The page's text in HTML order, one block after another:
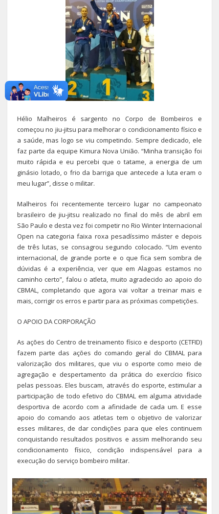
Hélio Malheiros é sargento no Corpo de Bombeiros e
começou no jiu-jitsu para melhorar o condicionamento físico e
a saúde, mas logo se viu competindo. Sempre dedicado, ele
faz parte da equipe Kimura Nova União. “Minha transição foi
muito rápida e eu percebi que o tatame, a energia de um
ginásio lotado, o frio da barriga que antecede a luta eram o
meu lugar”, disse o militar.
Malheiros foi recentemente terceiro lugar no campeonato
brasileiro de jiu-jitsu realizado no final do mês de abril em
São Paulo e desta vez foi competir no Rio Winter Internacional
Open na categoria faixa roxa pesadíssimo máster e depois
de três lutas, se consagrou segundo colocado. “Um evento
internacional, de grande porte e o que fica sem sombra de
dúvidas é a experiência, ver que em Alagoas estamos no
caminho certo”, falou o atleta, muito agradecido ao apoio do
CBMAL, completando que agora vai voltar a treinar mais e
mais, corrigir os erros e partir para as próximas competições.
O APOIO DA CORPORAÇÃO
As ações do Centro de treinamento físico e desporto (CETFID)
fazem parte das ações do comando geral do CBMAL para
valorização dos militares, que viu o esporte como meio de
agregação e despertamento da prática do exercício físico
pelas pessoas. Eles buscam, através do esporte, estimular a
participação de todo efetivo do CBMAL em alguma atividade
desportiva de acordo com a afinidade de cada um. E esse
apoio do comando aos atletas tem o objetivo de valorizar
esses militares, de dar condições para que eles continuem
conquistando resultados positivos e assim melhorando seu
condicionamento físico, condição indispensável para a
execução do serviço bombeiro militar.